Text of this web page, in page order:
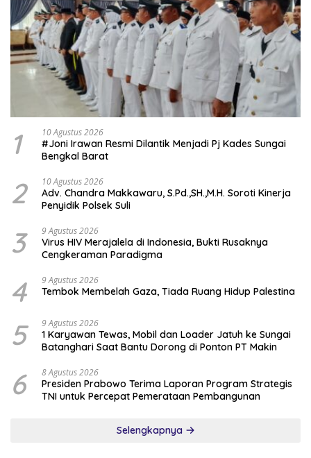
1 10 Agustus 2026
#Joni Irawan Resmi Dilantik Menjadi Pj Kades Sungai
Bengkal Barat
2 10 Agustus 2026
Adv. Chandra Makkawaru, S.Pd.,SH.,M.H. Soroti Kinerja
Penyidik Polsek Suli
3 9 Agustus 2026
Virus HIV Merajalela di Indonesia, Bukti Rusaknya
Cengkeraman Paradigma
4 9 Agustus 2026
Tembok Membelah Gaza, Tiada Ruang Hidup Palestina
5 9 Agustus 2026
1 Karyawan Tewas, Mobil dan Loader Jatuh ke Sungai
Batanghari Saat Bantu Dorong di Ponton PT Makin
6 8 Agustus 2026
Presiden Prabowo Terima Laporan Program Strategis
TNI untuk Percepat Pemerataan Pembangunan
Selengkapnya